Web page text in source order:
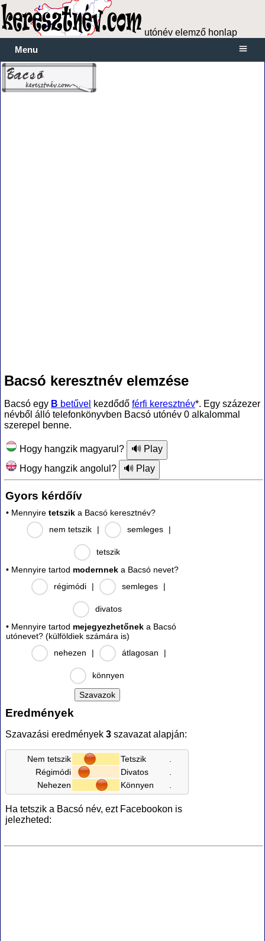
utónév elemző honlap
Menu
Bacsó keresztnév elemzése
Bacsó egy B betűvel kezdődő férfi keresztnév*. Egy százezer
névből álló telefonkönyvben Bacsó utónév 0 alkalommal
szerepel benne.
Hogy hangzik magyarul?
Hogy hangzik angolul?
Gyors kérdőív
• Mennyire tetszik a Bacsó keresztnév?
nem tetszik
| semleges |
tetszik
• Mennyire tartod modernnek a Bacsó nevet?
régimódi
| semleges |
divatos
• Mennyire tartod mejegyezhetőnek a Bacsó
utónevet? (külföldiek számára is)
nehezen
| átlagosan |
könnyen
Eredmények
Szavazási eredmények 3 szavazat alapján:
Nem tetszik Tetszik
Régimódi
Divatos
Nehezen
Könnyen
Ha tetszik a Bacsó név, ezt Facebookon is
jelezheted: